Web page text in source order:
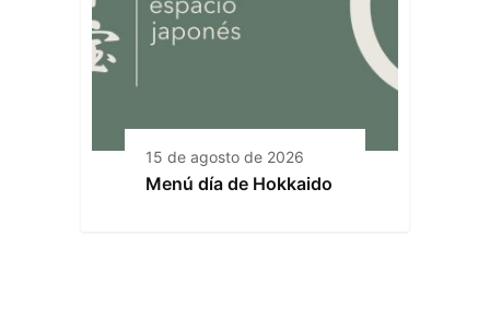
15 de agosto de 2026
Menú día de Hokkaido